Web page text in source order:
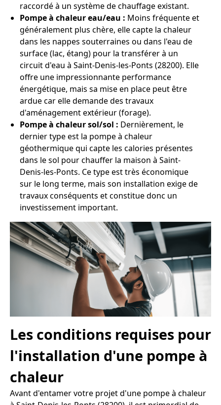
raccordé à un système de chauffage existant.
Pompe à chaleur eau/eau : Moins fréquente et
généralement plus chère, elle capte la chaleur
dans les nappes souterraines ou dans l'eau de
surface (lac, étang) pour la transférer à un
circuit d'eau à Saint-Denis-les-Ponts (28200). Elle
offre une impressionnante performance
énergétique, mais sa mise en place peut être
ardue car elle demande des travaux
d'aménagement extérieur (forage).
Pompe à chaleur sol/sol : Dernièrement, le
dernier type est la pompe à chaleur
géothermique qui capte les calories présentes
dans le sol pour chauffer la maison à Saint-
Denis-les-Ponts. Ce type est très économique
sur le long terme, mais son installation exige de
travaux conséquents et constitue donc un
investissement important.
Les conditions requises pour
l'installation d'une pompe à
chaleur
Avant d'entamer votre projet d'une pompe à chaleur